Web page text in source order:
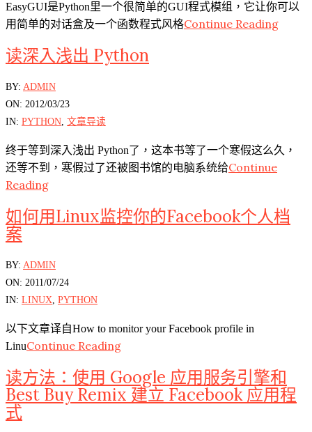
EasyGUI是Python里一个很简单的GUI程式模组，它让你可以
用简单的对话盒及一个函数程式风格Continue Reading
读深入浅出 Python
2012-
03-
23
BY: ADMIN
ON: 2012/03/23
IN: PYTHON 文章导读
终于等到深入浅出 Python了，这本书等了一个寒假这么久，
还等不到，寒假过了还被图书馆的电脑系统给Continue
Reading
如何用Linux监控你的Facebook个人档
案
2011-
07-
24
BY: ADMIN
ON: 2011/07/24
IN: LINUX PYTHON
以下文章译自How to monitor your Facebook profile in
LinuContinue Reading
读方法：使用 Google 应用服务引擎和
Best Buy Remix 建立 Facebook 应用程
式